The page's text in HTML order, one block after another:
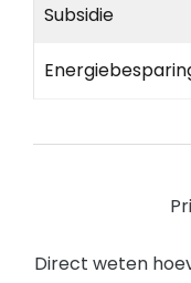
Subsidie
Direct weten